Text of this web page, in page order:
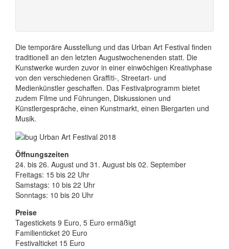
Die temporäre Ausstellung und das Urban Art Festival finden
traditionell an den letzten Augustwochenenden statt. Die
Kunstwerke wurden zuvor in einer einwöchigen Kreativphase
von den verschiedenen Graffiti-, Streetart- und
Medienkünstler geschaffen. Das Festivalprogramm bietet
zudem Filme und Führungen, Diskussionen und
Künstlergespräche, einen Kunstmarkt, einen Biergarten und
Musik.
Öffnungszeiten
24. bis 26. August und 31. August bis 02. September
Freitags: 15 bis 22 Uhr
Samstags: 10 bis 22 Uhr
Sonntags: 10 bis 20 Uhr
Preise
Tagestickets 9 Euro, 5 Euro ermäßigt
Familienticket 20 Euro
Festivalticket 15 Euro